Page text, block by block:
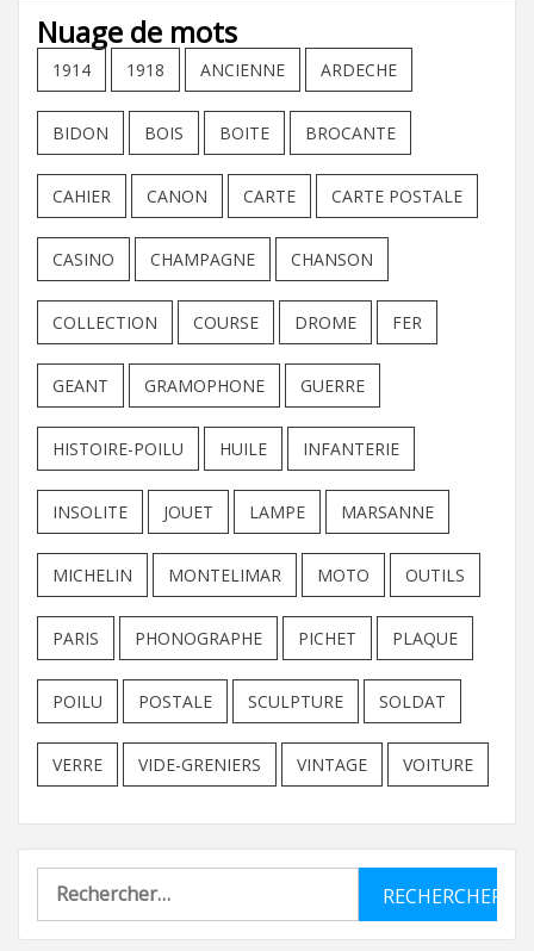
Nuage de mots
1914 1918 ANCIENNE ARDECHE
BIDON BOIS BOITE BROCANTE
CAHIER CANON CARTE CARTE POSTALE
CASINO CHAMPAGNE CHANSON
COLLECTION COURSE DROME FER
GEANT GRAMOPHONE GUERRE
HISTOIRE-POILU HUILE INFANTERIE
INSOLITE JOUET LAMPE MARSANNE
MICHELIN MONTELIMAR MOTO OUTILS
PARIS PHONOGRAPHE PICHET PLAQUE
POILU POSTALE SCULPTURE SOLDAT
VERRE VIDE-GRENIERS VINTAGE VOITURE
Rechercher :